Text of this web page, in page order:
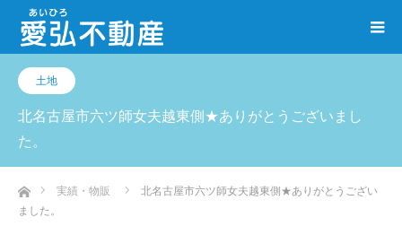
土地
北名古屋市六ツ師女夫越東側★ありがとうございまし
た。
ホーム実績・物販
北名古屋市六ツ師女夫越東側★ありがとうござい
ました。